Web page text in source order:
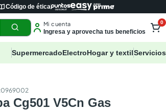
Código de ética
Mi cuenta
Ingresa y aprovecha tus beneficios
0
SupermercadoElectroHogar y textilServicios
:0969002
Cg501 V5Cn Gas